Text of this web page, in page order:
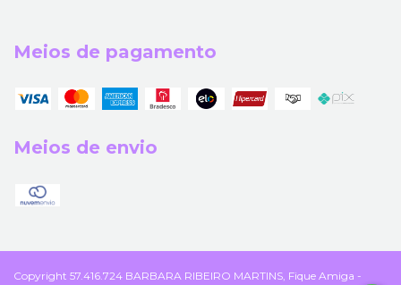
Meios de pagamento
Meios de envio
Copyright 57.416.724 BARBARA RIBEIRO MARTINS, Fique Amiga -